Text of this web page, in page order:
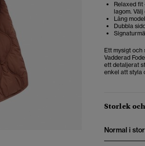
Relaxed fit
lagom.
Lång
Dubbla
Ett mysigt
Vadderad
ett detaljerat
enkel att styla
Storlek
Normal i